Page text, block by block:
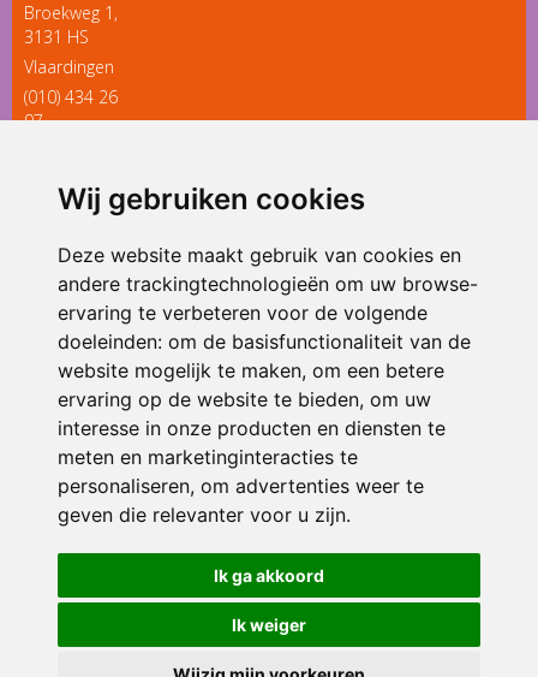
Wij gebruiken cookies
Deze website maakt gebruik van cookies en
andere trackingtechnologieën om uw browse-
ervaring te verbeteren voor de volgende
doeleinden: om de basisfunctionaliteit van de
website mogelijk te maken, om een betere
ervaring op de website te bieden, om uw
interesse in onze producten en diensten te
meten en marketinginteracties te
personaliseren, om advertenties weer te
geven die relevanter voor u zijn.
Ik ga akkoord
Ik weiger
Broekweg 1,
3131 HS
Vlaardingen
(010) 434 26
97
ONDERDEEL VAN
© 2026 IKC ’t Palet | Alle rechten voorbehouden
Privacy policy|Disclaimer| Klachtenregeling|RSIN en Anbi
voorkeuren
Crealisatie The MindOffice